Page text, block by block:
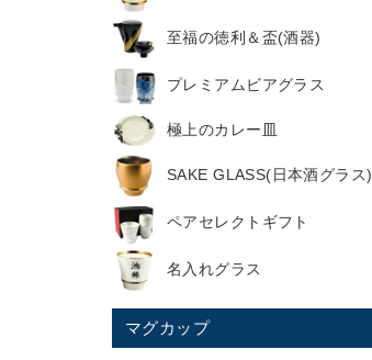
至福の徳利＆盃(酒器)
プレミアムビアグラス
極上のカレー皿
SAKE GLASS(日本酒グラス)
ペアセレクトギフト
名入れグラス
マグカップ